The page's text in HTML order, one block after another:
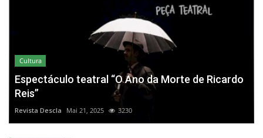
Cultura
Espectáculo teatral “O Ano da Morte de Ricardo
Reis”
Revista Descla Mai 21, 2025 3230